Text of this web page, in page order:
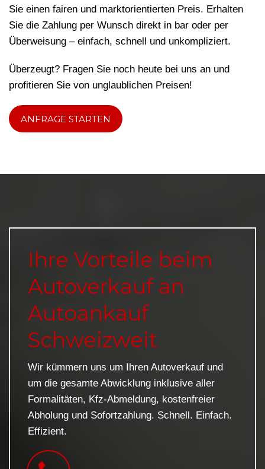
Sie einen fairen und marktorientierten Preis. Erhalten
Sie die Zahlung per Wunsch direkt in bar oder per
Überweisung – einfach, schnell und unkompliziert.
Überzeugt? Fragen Sie noch heute bei uns an und
profitieren Sie von unglaublichen Preisen!
ANFRAGE STARTEN
Ihre Vorteile beim
Autoverkauf an
Autoankauf
Schweizweit
Wir kümmern uns um Ihren Autoverkauf und
um die gesamte Abwicklung inklusive aller
Formalitäten, Kfz-Abmeldung, kostenfreier
Abholung und Sofortzahlung. Schnell. Einfach.
Effizient.